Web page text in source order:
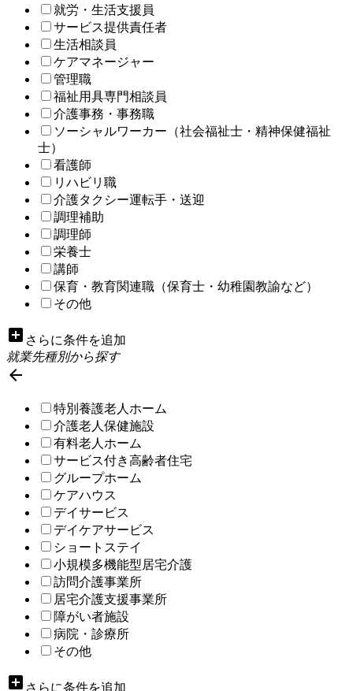
就労・生活支援員
サービス提供責任者
生活相談員
ケアマネージャー
管理職
福祉用具専門相談員
介護事務・事務職
ソーシャルワーカー（社会福祉士・精神保健福祉
士）
看護師
リハビリ職
介護タクシー運転手・送迎
調理補助
調理師
栄養士
講師
保育・教育関連職（保育士・幼稚園教諭など）
その他
add_box さらに条件を追加
就業先種別から探す

特別養護老人ホーム
介護老人保健施設
有料老人ホーム
サービス付き高齢者住宅
グループホーム
ケアハウス
デイサービス
デイケアサービス
ショートステイ
小規模多機能型居宅介護
訪問介護事業所
居宅介護支援事業所
障がい者施設
病院・診療所
その他
add_box さらに条件を追加